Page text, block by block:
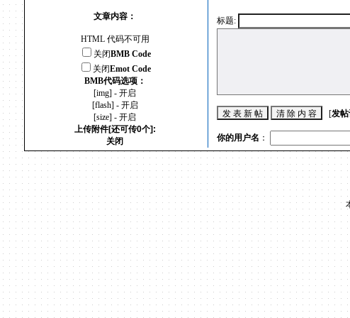
文章内容：
HTML 代码不可用
关闭BMB Code
关闭Emot Code
BMB代码选项：
[img] - 开启
[flash] - 开启
[size] - 开启
上传附件[还可传0个]:
关闭
标题:
[发
你的用户名 ：